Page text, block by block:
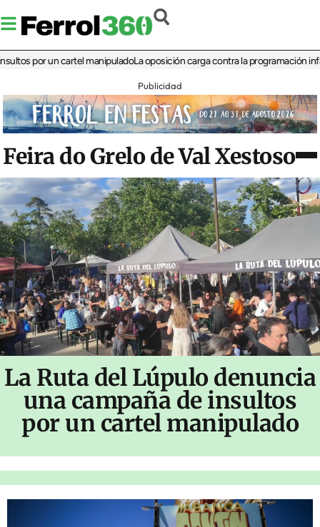
por un cartel manipuladoLa oposición carga contra la programación infantil
Publicidad
Feira do Grelo de Val Xestoso
La Ruta del Lúpulo denuncia
una campaña de insultos
por un cartel manipulado